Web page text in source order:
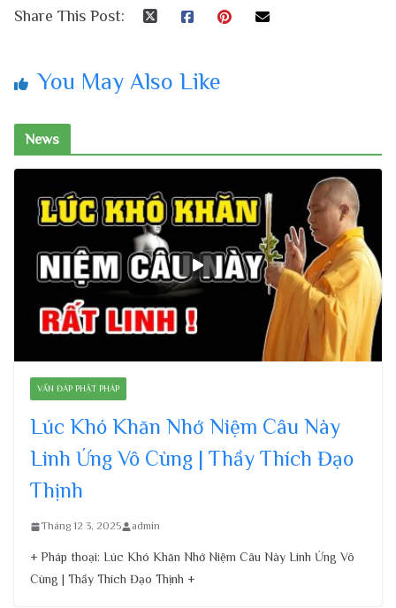
Share This Post:
You May Also Like
News
VẤN ĐÁP PHẬT PHÁP
Lúc Khó Khăn Nhớ Niệm Câu Này
Linh Ứng Vô Cùng | Thầy Thích Đạo
Thịnh
Tháng 12 3, 2025 admin
+ Pháp thoại: Lúc Khó Khăn Nhớ Niệm Câu Này Linh Ứng Vô
Cùng | Thầy Thích Đạo Thịnh +